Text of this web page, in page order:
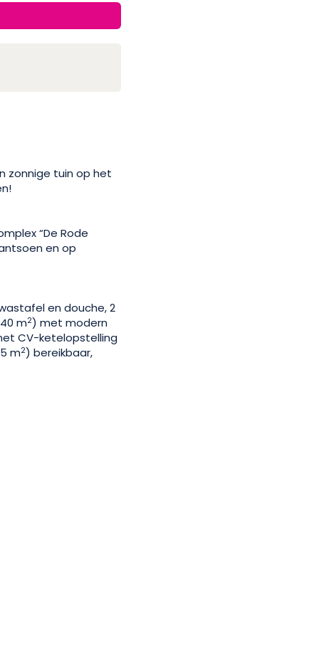
zonnige tuin op het
“De Rode
en op
en douche, 2
m2) met modern
CV-ketelopstelling
m2) bereikbaar,